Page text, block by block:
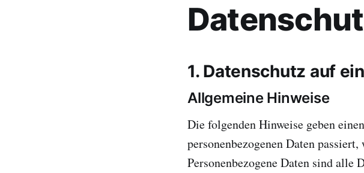
1. Datenschutz auf
Allgemeine Hinweise
Die folgenden Hinweise geben
personenbezogenen Daten
Personenbezogene Daten sind